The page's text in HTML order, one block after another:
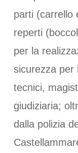
parti (carrello
reperti
per la
sicurezza per
tecnici,
giudiziaria;
dalla polizia